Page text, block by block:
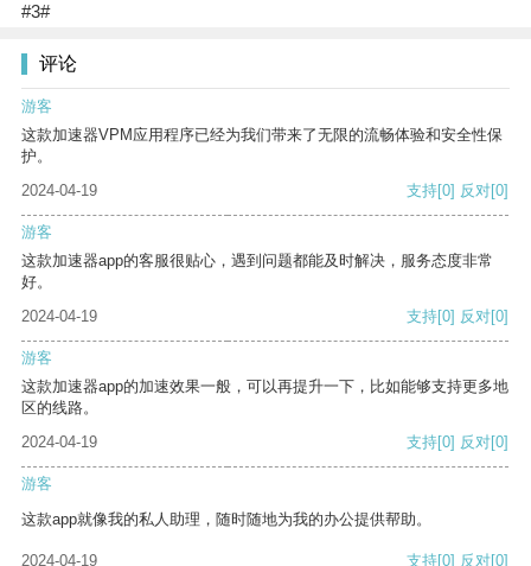
#3#
评论
游客
这款加速器VPM应用程序已经为我们带来了无限的流畅体验和安全性保
护。
2024-04-19
支持[0] 反对[0]
游客
这款加速器app的客服很贴心，遇到问题都能及时解决，服务态度非常
好。
2024-04-19
支持[0] 反对[0]
游客
这款加速器app的加速效果一般，可以再提升一下，比如能够支持更多地
区的线路。
2024-04-19
支持[0] 反对[0]
游客
这款app就像我的私人助理，随时随地为我的办公提供帮助。
2024-04-19 支持[0] 反对[0]